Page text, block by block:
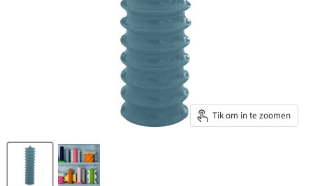
Tik om in te zoomen